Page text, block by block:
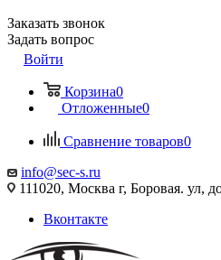
Заказать звонок
Задать вопрос
Войти
Корзина0
Отложенные0
Сравнение товаров0
info@sec-s.ru
111020, Москва г, Боровая. ул,
Вконтакте